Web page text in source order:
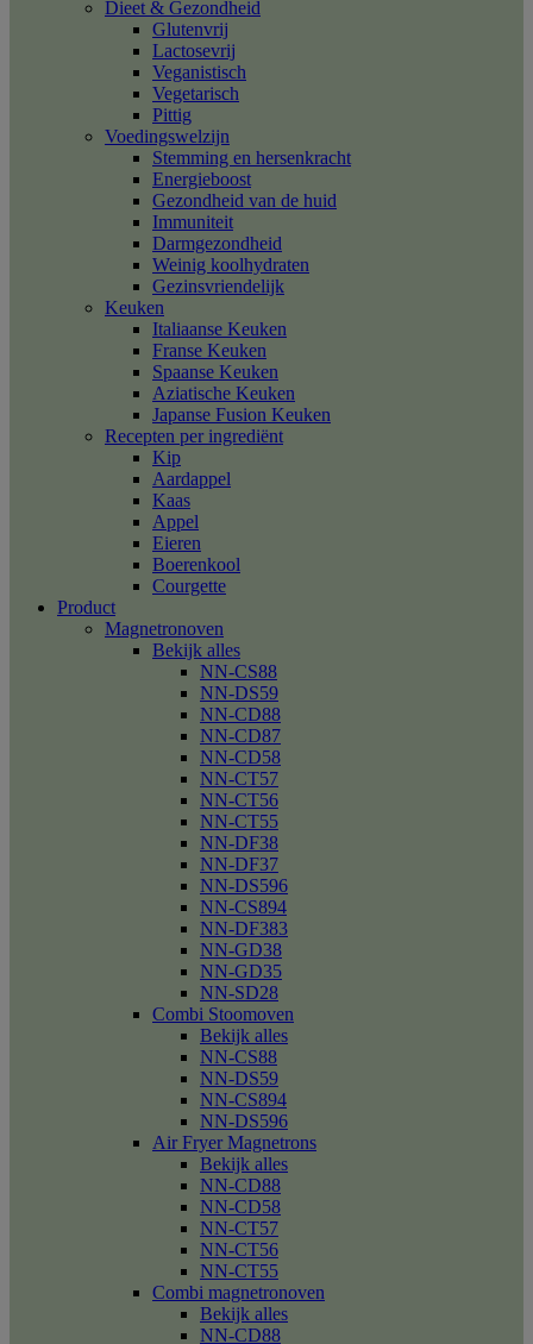
Dieet & Gezondheid
Glutenvrij
Lactosevrij
Veganistisch
Vegetarisch
Pittig
Voedingswelzijn
Stemming en hersenkracht
Energieboost
Gezondheid van de huid
Immuniteit
Darmgezondheid
Weinig koolhydraten
Gezinsvriendelijk
Keuken
Italiaanse Keuken
Franse Keuken
Spaanse Keuken
Aziatische Keuken
Japanse Fusion Keuken
Recepten per ingrediënt
Kip
Aardappel
Kaas
Appel
Eieren
Boerenkool
Courgette
Product
Magnetronoven
Bekijk alles
NN-CS88
NN-DS59
NN-CD88
NN-CD87
NN-CD58
NN-CT57
NN-CT56
NN-CT55
NN-DF38
NN-DF37
NN-DS596
NN-CS894
NN-DF383
NN-GD38
NN-GD35
NN-SD28
Combi Stoomoven
Bekijk alles
NN-CS88
NN-DS59
NN-CS894
NN-DS596
Air Fryer Magnetrons
Bekijk alles
NN-CD88
NN-CD58
NN-CT57
NN-CT56
NN-CT55
Combi magnetronoven
Bekijk alles
NN-CD88